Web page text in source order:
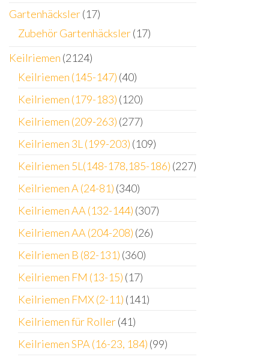
Gartenhäcksler(17)
Zubehör Gartenhäcksler(17)
Keilriemen (2124)
Keilriemen (145-147) (40)
Keilriemen (179-183) (120)
Keilriemen (209-263) (277)
Keilriemen 3L (199-203) (109)
Keilriemen 5L(148-178,185-186) (227)
Keilriemen A (24-81) (340)
Keilriemen AA (132-144) (307)
Keilriemen AA (204-208) (26)
Keilriemen B (82-131) (360)
Keilriemen FM (13-15) (17)
Keilriemen FMX (2-11) (141)
Keilriemen für Roller(41)
Keilriemen SPA (16-23, 184) (99)